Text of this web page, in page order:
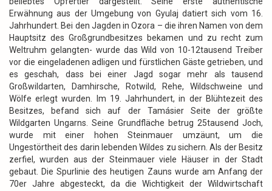
Erwähnung aus der Umgebung von Gyulaj datiert sich vom 16.
Jahrhundert. Bei den Jagden in Ozora – die ihren Namen von dem
Hauptsitz des Großgrundbesitzes bekamen und zu recht zum
Weltruhm gelangten- wurde das Wild von 10-12tausend Treiber
vor die eingeladenen adligen und fürstlichen Gäste getrieben, und
es geschah, dass bei einer Jagd sogar mehr als tausend
Großwildarten, Damhirsche, Rotwild, Rehe, Wildschweine und
Wölfe erlegt wurden. Im 19. Jahrhundert, in der Blühtezeit des
Besitzes, befand sich auf der Tamásier Seite der größte
Wildgarten Ungarns. Seine Grundfläche betrug 25tausend Joch,
wurde mit einer hohen Steinmauer umzäunt, um die
Ungestörtheit des darin lebenden Wildes zu sichern. Als der Besitz
zerfiel, wurden aus der Steinmauer viele Häuser in der Stadt
gebaut. Die Spurlinie des heutigen Zauns wurde am Anfang der
70er Jahre abgesteckt, da die Wichtigkeit der Wildwirtschaft